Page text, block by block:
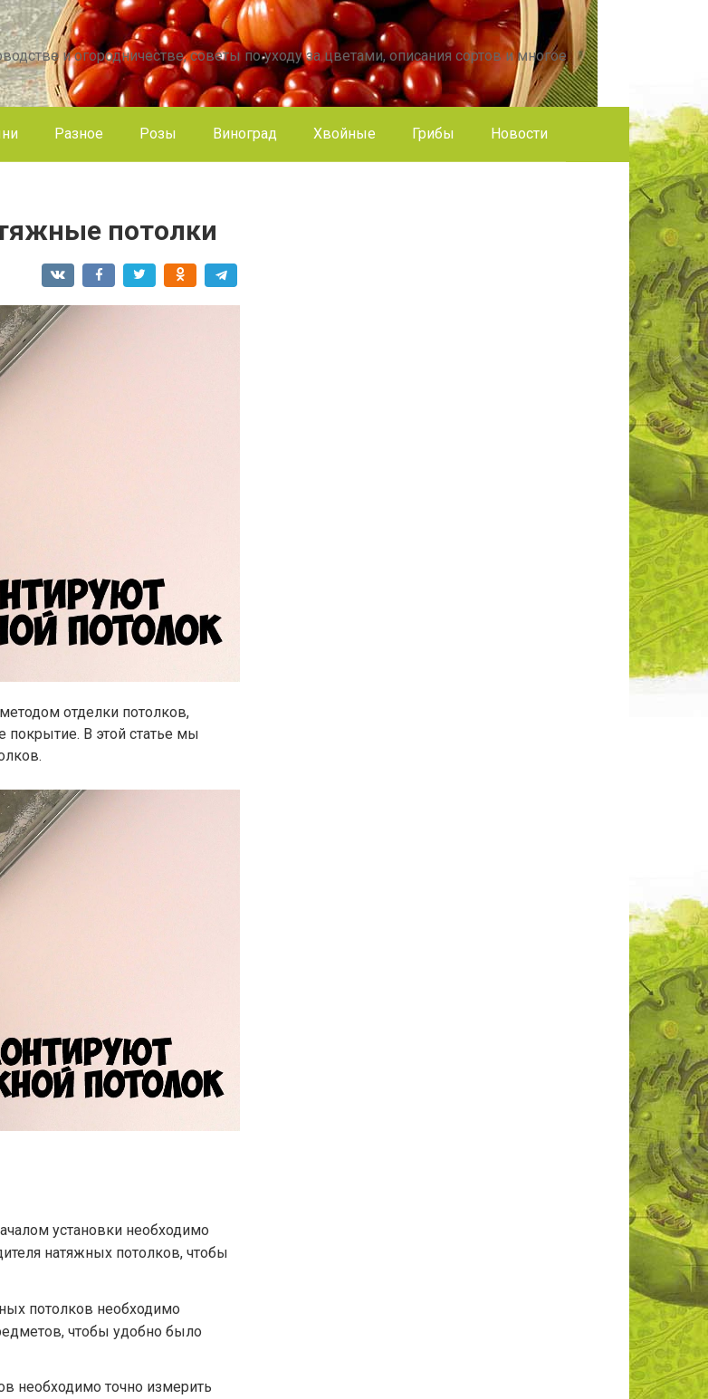
и огородничестве, советы по уходу за цветами, описания сортов и многое
Разное Розы Виноград Хвойные Грибы Новости
потолки
отделки потолков,
покрытие. В этой статье мы
установки необходимо
натяжных потолков, чтобы
потолков необходимо
чтобы удобно было
необходимо точно измерить